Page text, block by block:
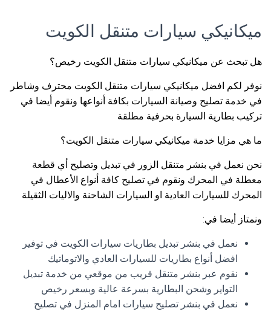
ميكانيكي سيارات متنقل الكويت
هل تبحث عن ميكانيكي سيارات متنقل الكويت رخيص؟
نوفر لكم افضل ميكانيكي سيارات متنقل الكويت محترف وشاطر
في خدمة تصليح وصيانة السيارات بكافة أنواعها ونقوم أيضا في
تركيب بطارية السيارة بحرفية مطلقة
ما هي مزايا خدمة ميكانيكي سيارات متنقل الكويت؟
نحن نعمل في بنشر متنقل الزور في تبديل وتصليح أي قطعة
معطلة في المحرك ونقوم في تصليح كافة أنواع الأعطال في
المحرك للسيارات العادية او السيارات الشاحنة والاليات الثقيلة
ونمتاز أيضا في:
نعمل في بنشر تبديل بطاريات سيارات الكويت في توفير
افضل أنواع بطاريات للسيارات العادي والاتوماتيك
نقوم عبر بنشر متنقل قريب من موقعي من خدمة تبديل
التواير وشحن البطارية بسرعة عالية وبسعر رخيص
نعمل في بنشر تصليح سيارات امام المنزل في تصليح